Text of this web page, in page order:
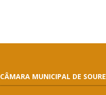
CÂMARA MUNICIPAL DE SOURE